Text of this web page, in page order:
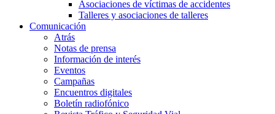
Asociaciones de víctimas de accidentes
Talleres y asociaciones de talleres
Comunicación
Atrás
Notas de prensa
Información de interés
Eventos
Campañas
Encuentros digitales
Boletín radiofónico